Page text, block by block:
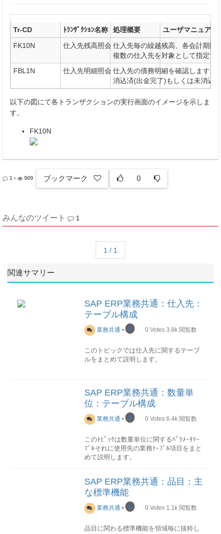
Tr-CD ﾄﾗﾝｻﾞｸｼｮﾝ名称 処理概要
ユーザマニュアル
FK10N
仕入先残高照会 仕入先毎の繰越残高、各会計期間
複数の仕入先を対象として指定す
-
FBL1N 仕入先明細照会 仕入先の債務明細を確認します。
消込済(出金完了)もしくは未消込(
-
以下の図にて各トランザクションの実行画面のイメージを示しま
す。
FK10N
1 • 909 ブックマーク 0
みんなのツイート 1
1 / 1
関連サマリー
SAP ERP業務共通：仕入先：
テーブル構成
業務共通 • 峯 0 Votes 3.8k 閲覧数
このトピックでは仕入先に関するテーブ
ルをまとめて説明します。
ﾃｰﾌﾞﾙ説明パラメータ---マスタLFA1仕入
先マスタ(一般セッション)--LFAS仕入先
マスタ(消費税登録番号一般セクション)--
LFB1仕入先マスタ(会社コード)--LFB5仕
入先マスタ(督促処理データ)--LFBK仕入
購買組織データ--LFZA許可されている代
理受取人--WTY1仕入先部門--WYT3取引
先機能--トラン---テーブル関連図
詳細(抜粋)
このセクションでは各テーブル項目を抜
粋して順次説明していきます。
LFA1テーブル
SAP ERP業務共通：数量単
位：テーブル構成
業務共通 • 峯 0 Votes 6.4k 閲覧数
このﾄﾋﾟｯｸは数量単位に関するﾊﾟﾗﾒｰﾀﾃｰ
ﾌﾞﾙそれに使用先の業務ﾃｰﾌﾞﾙ項目をまと
めて説明します。
ﾃｰﾌﾞﾙ一覧No.技術名称名称ﾃｷｽﾄﾃｰﾌﾞ
ﾙ説明1T006数量単位T006A数単位定義
2T006B数量単位-数単位定義3T006C数量
単位-数単位定義4T006D次元T006T次元定
義5T006I数量単位のISOコードT006JISO
数量単位
SAP ERP業務共通：品目：主
な標準機能
業務共通 • 峯 0 Votes 1.1k 閲覧数
品目に関わる標準機能を領域毎に抜粋し